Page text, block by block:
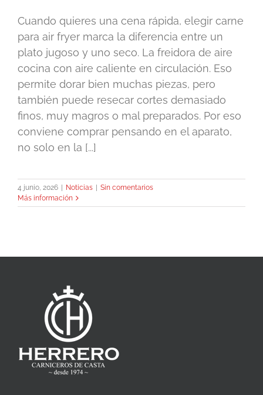
Cuando quieres una cena rápida, elegir carne
para air fryer marca la diferencia entre un
plato jugoso y uno seco. La freidora de aire
cocina con aire caliente en circulación. Eso
permite dorar bien muchas piezas, pero
también puede resecar cortes demasiado
finos, muy magros o mal preparados. Por eso
conviene comprar pensando en el aparato,
no solo en la [...]
4 junio, 2026 Noticias
Sin comentarios
Más información